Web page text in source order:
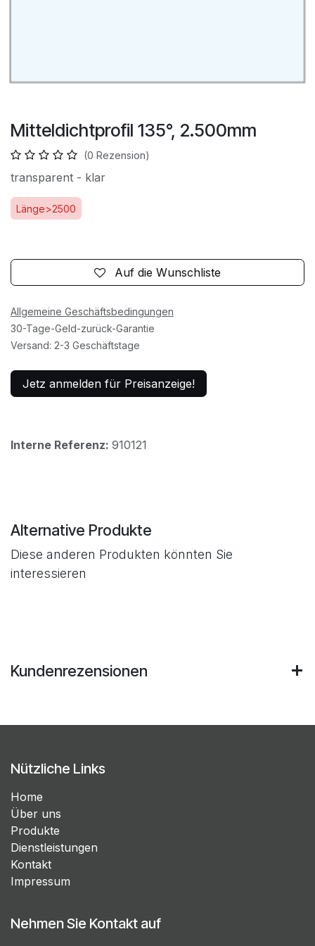
Mitteldichtprofil 135°, 2.500mm
(0 Rezension)
transparent - klar
Länge>2500
Auf die Wunschliste
Allgemeine Geschäftsbedingungen
30-Tage-Geld-zurück-Garantie
Versand: 2-3 Geschäftstage
Jetz anmelden für Preisanzeige!
Interne Referenz: 910121
Alternative Produkte
Diese anderen Produkten könnten Sie
interessieren
Kundenrezensionen
Nützliche Links
Home
Über uns
Produkte
Dienstleistungen
Kontakt
Impressum
Nehmen Sie Kontakt auf